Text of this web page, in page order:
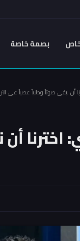
بصمة خاصة
أن نبقى صوتاً وطنياً عصياً على
اخترنا